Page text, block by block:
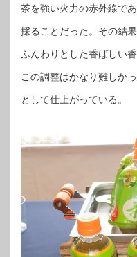
茶を強い火力の赤外線で
採ることだった。その結
ふんわりとした香ばしい
この調整はかなり難しか
として仕上がっている。